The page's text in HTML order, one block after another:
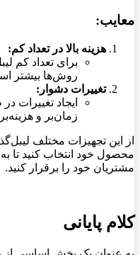
معایب:
هزینه بالا در تعداد کم:
برای تعداد کم
روش‌ها بیشتر
تغییرات دشوار:
ایجاد تغییرات
زمان‌بر و
از این تجهیزات مختلف
محصول خود انتخاب کنید تا
مشتریان خود را برقرار کنید.
کلام پایانی